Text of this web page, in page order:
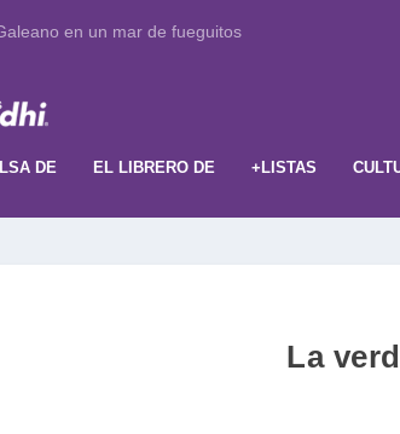
en un mar de fueguitos
DE EL LIBRERO DE +LISTAS
La